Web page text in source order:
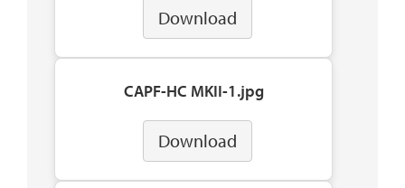
Download
CAPF-HC MKII-1.jpg
Download